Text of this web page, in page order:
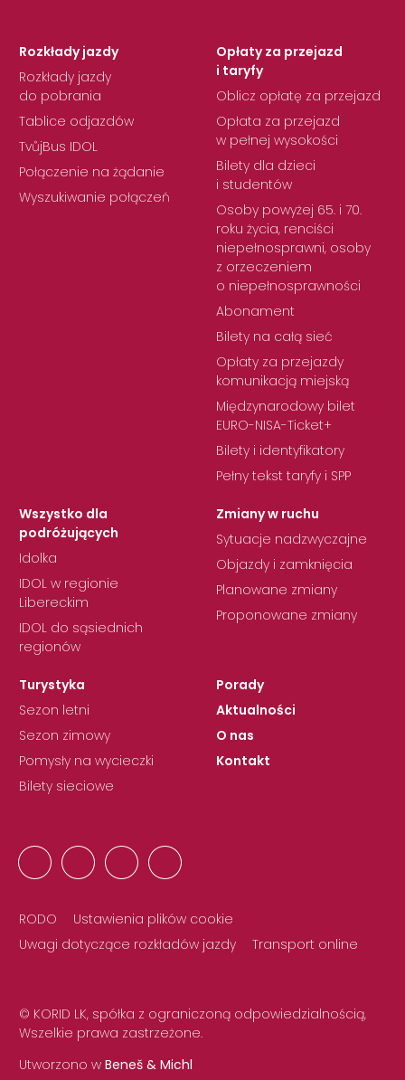
Rozkłady jazdy
Rozkłady jazdy
do pobrania
Tablice odjazdów
TvůjBus IDOL
Połączenie na żądanie
Wyszukiwanie połączeń
Opłaty za przejazd
i taryfy
Oblicz opłatę za przejazd
Opłata za przejazd
w pełnej wysokości
Bilety dla dzieci
i studentów
Osoby powyżej 65. i 70.
roku życia, renciści
niepełnosprawni, osoby
z orzeczeniem
o niepełnosprawności
Abonament
Bilety na całą sieć
Opłaty za przejazdy
komunikacją miejską
Międzynarodowy bilet
EURO-NISA-Ticket+
Bilety i identyfikatory
Pełny tekst taryfy i SPP
Wszystko dla
podróżujących
Idolka
IDOL w regionie
Libereckim
IDOL do sąsiednich
regionów
Zmiany w ruchu
Sytuacje nadzwyczajne
Objazdy i zamknięcia
Planowane zmiany
Proponowane zmiany
Turystyka
Sezon letni
Sezon zimowy
Pomysły na wycieczki
Bilety sieciowe
Porady
Aktualności
O nas
Kontakt
RODO
Ustawienia plików cookie
Uwagi dotyczące rozkładów jazdy
Transport online
© KORID LK, spółka z ograniczoną odpowiedzialnością,
Wszelkie prawa zastrzeżone.
Utworzono w Beneš & Michl